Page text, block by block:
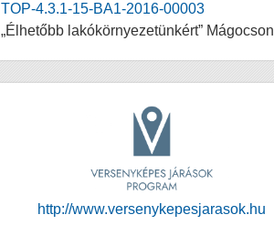
TOP-4.3.1-15-BA1-2016-00003
„Élhetőbb lakókörnyezetünkért” Mágocson
http://www.versenykepesjarasok.hu